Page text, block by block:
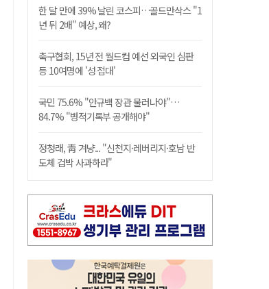
한 달 만에 39% 날린 코스피…골드만삭스 "1
년 뒤 2배" 예상, 왜?
축구협회, 15년 전 월드컵 예선 외국인 심판
등 10여명에 '성 접대'
국민 75.6% "안규백 장관 물러나야"…
84.7% "병적기록부 공개해야"
정청래, 靑 겨냥... "신천지·레버리지·호남 반
도체 겁박 사과하라"